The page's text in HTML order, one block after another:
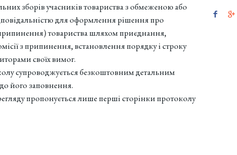
зборів учасників товариства з обмеженою або
для оформлення рішення про
товариства шляхом приєднання,
з припинення, встановлення порядку і строку
своїх вимог.
супроводжується безкоштовним детальним
його заповнення.
пропонується лише перші сторінки протоколу